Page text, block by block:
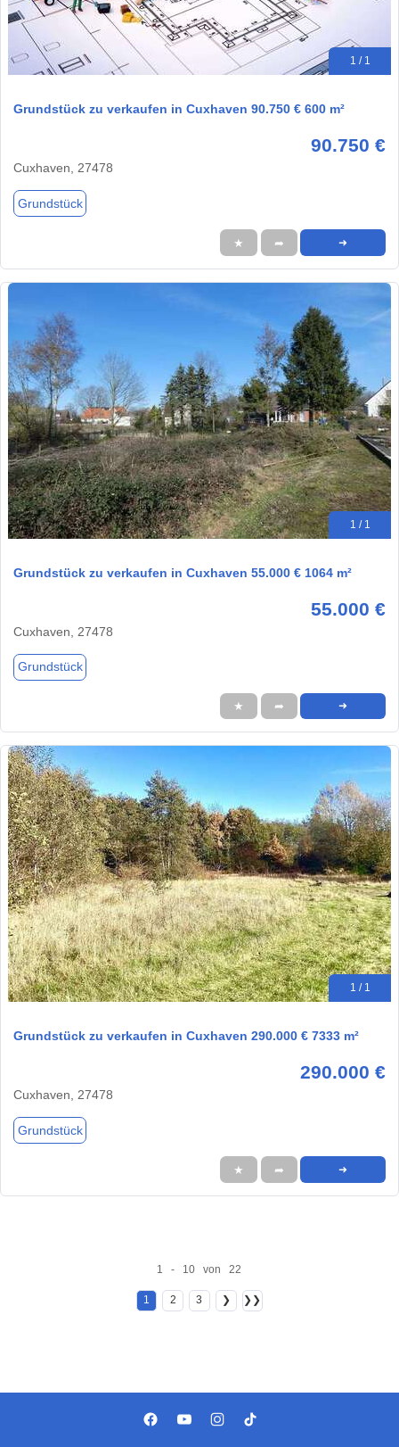
1 / 1
Grundstück zu verkaufen in Cuxhaven 90.750 € 600 m²
90.750 €
Cuxhaven, 27478
Grundstück
★ ➦ ➜
1 / 1
Grundstück zu verkaufen in Cuxhaven 55.000 € 1064 m²
55.000 €
Cuxhaven, 27478
Grundstück
★ ➦ ➜
1 / 1
Grundstück zu verkaufen in Cuxhaven 290.000 € 7333 m²
290.000 €
Cuxhaven, 27478
Grundstück
★ ➦ ➜
1 - 10 von 22
1 2 3 ❯ ❯❯